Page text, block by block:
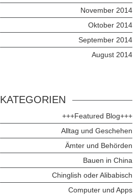
November 2014
Oktober 2014
September 2014
August 2014
KATEGORIEN
+++Featured Blog+++
Alltag und Geschehen
Ämter und Behörden
Bauen in China
Chinglish oder Alibabisch
Computer und Apps